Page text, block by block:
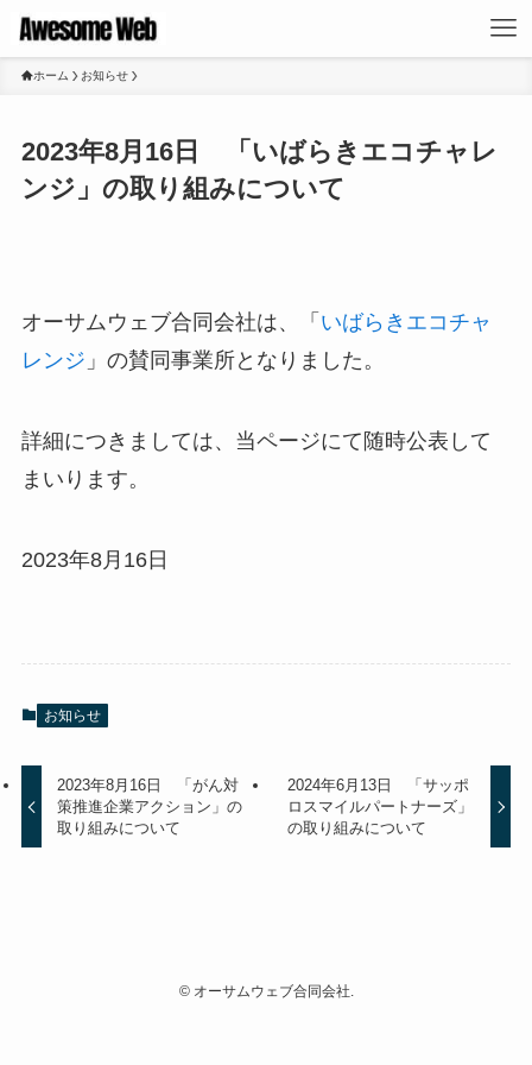
ホーム お知らせ
2023年8月16日 「いばらきエコチャレ
ンジ」の取り組みについて
オーサムウェブ合同会社は、「 いばらきエコチャ
レンジ 」の賛同事業所となりました。
詳細につきましては、当ページにて随時公表して
まいります。
2023年8月16日
お知らせ
2023年8月16日 「がん対
策推進企業アクション」の
取り組みについて
2024年6月13日 「サッポ
ロスマイルパートナーズ」
の取り組みについて
©オーサムウェブ合同会社.